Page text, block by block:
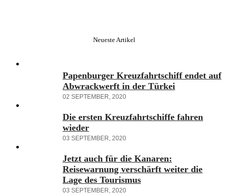
Neueste Artikel
Papenburger Kreuzfahrtschiff endet auf
Abwrackwerft in der Türkei
02 SEPTEMBER, 2020
Die ersten Kreuzfahrtschiffe fahren
wieder
03 SEPTEMBER, 2020
Jetzt auch für die Kanaren:
Reisewarnung verschärft weiter die
Lage des Tourismus
03 SEPTEMBER, 2020